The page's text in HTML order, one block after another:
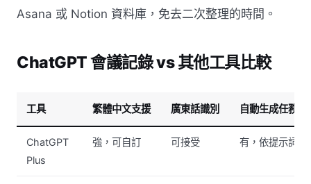
Asana 或 Notion 資料庫，免去二次整理的時間。
ChatGPT 會議記錄 vs 其他工具比較
工具 繁體中文支援 廣東話識別 自動生成任務
ChatGPT
Plus
強，可自訂 可接受 有，依提示詞